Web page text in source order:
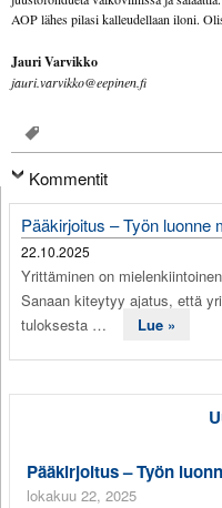
AOP lähes pilasi kalleudellaan iloni.
Jauri Varvikko
jauri.varvikko@eepinen.fi
Kommentit
Pääkirjoitus – Työn luonne
22.10.2025
Yrittäminen on
Sanaan kiteytyy ajatus, että
tuloksesta …
Lue »
Pääkirjoitus – Työn
lokakuu 22, 2025